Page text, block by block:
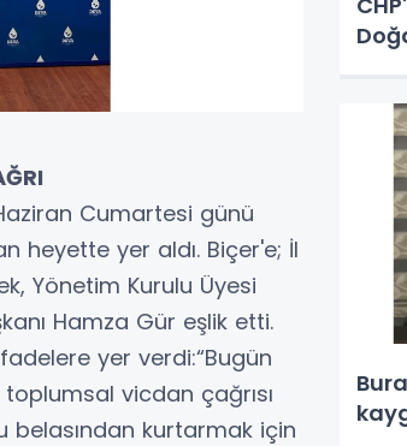
Cumartesi günü
heyette yer aldı. Biçer'e; İl
Yönetim Kurulu Üyesi
Hamza Gür eşlik etti.
yer verdi:“Bugün
vicdan çağrısı
belasından kurtarmak için